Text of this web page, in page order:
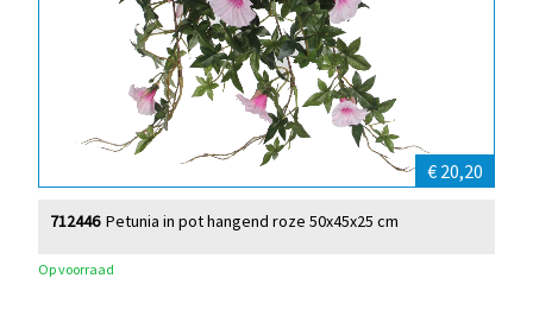
€ 20,20
Petunia in pot hangend roze 50x45x25 cm
712446
Op voorraad